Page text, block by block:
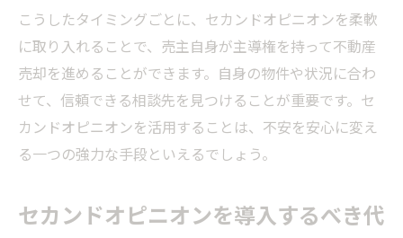
こうしたタイミングごとに、セカンドオピニオンを柔軟
に取り入れることで、売主自身が主導権を持って不動産
売却を進めることができます。自身の物件や状況に合わ
せて、信頼できる相談先を見つけることが重要です。セ
カンドオピニオンを活用することは、不安を安心に変え
る一つの強力な手段といえるでしょう。
セカンドオピニオンを導入するべき代